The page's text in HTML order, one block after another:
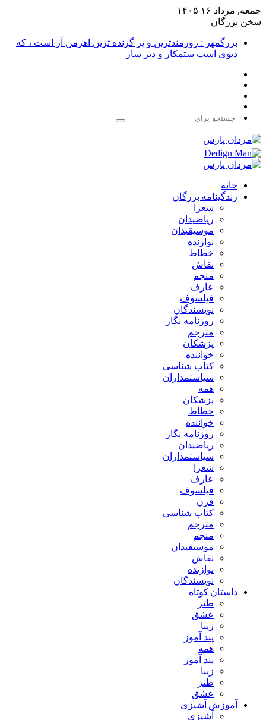
جمعه, مرداد ۱۶ ۱۴۰۵
سخن بزرگان
بزرگمهر : زورمندترین و پر گزنده ترین اهرمن آز است ، که
دیوی است ستمکار و دیر ساز
جستجو
خانه
زندگینامه بزرگان
شعرا
ریاضیدان
موسیقیدان
نوازنده
خطاط
نقاش
منجم
عارف
فیلسوف
نویسندگان
روزنامه نگار
مترجم
پزشکان
خواننده
کتاب شناسی
سیاستمداران
همه
پزشکان
خطاط
خواننده
روزنامه نگار
ریاضیدان
سیاستمداران
شعرا
عارف
فیلسوف
قرن
کتاب شناسی
مترجم
منجم
موسیقیدان
نقاش
نوازنده
نویسندگان
داستان کوتاه
طنز
عشق
زیبا
پند آموز
همه
پند آموز
زیبا
طنز
عشق
آموزش آشپزی
آشپزی